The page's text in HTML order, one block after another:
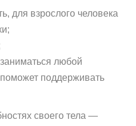
для взрослого человека
любой
поддерживать
своего тела —